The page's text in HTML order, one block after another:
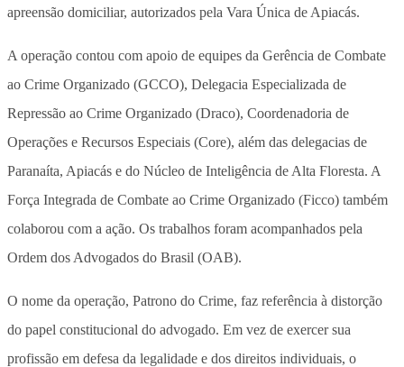
apreensão domiciliar, autorizados pela Vara Única de Apiacás.
A operação contou com apoio de equipes da Gerência de Combate
ao Crime Organizado (GCCO), Delegacia Especializada de
Repressão ao Crime Organizado (Draco), Coordenadoria de
Operações e Recursos Especiais (Core), além das delegacias de
Paranaíta, Apiacás e do Núcleo de Inteligência de Alta Floresta. A
Força Integrada de Combate ao Crime Organizado (Ficco) também
colaborou com a ação. Os trabalhos foram acompanhados pela
Ordem dos Advogados do Brasil (OAB).
O nome da operação, Patrono do Crime, faz referência à distorção
do papel constitucional do advogado. Em vez de exercer sua
profissão em defesa da legalidade e dos direitos individuais, o